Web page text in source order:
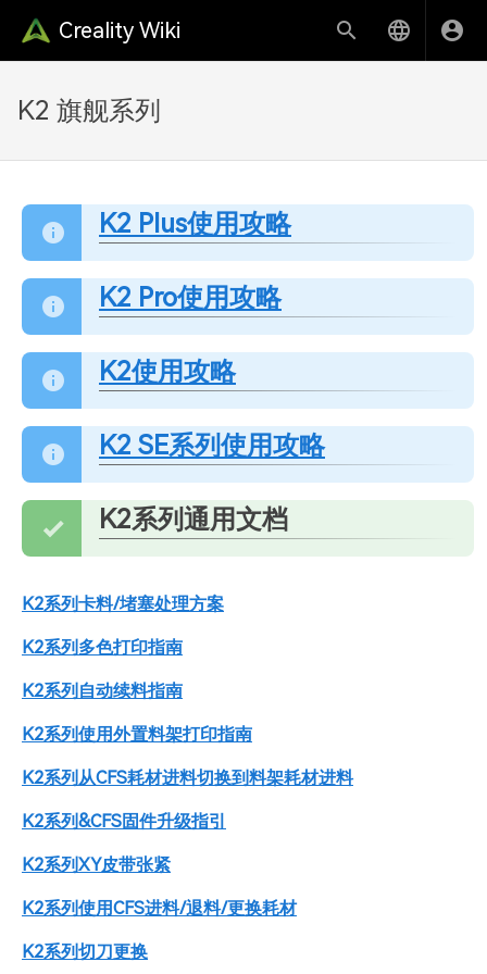
Creality Wiki
K2 旗舰系列
K2 Plus使用攻略
K2 Pro使用攻略
K2使用攻略
K2 SE系列使用攻略
K2系列通用文档
K2系列卡料/堵塞处理方案
K2系列多色打印指南
K2系列自动续料指南
K2系列使用外置料架打印指南
K2系列从CFS耗材进料切换到料架耗材进料
K2系列&CFS固件升级指引
K2系列XY皮带张紧
K2系列使用CFS进料/退料/更换耗材
K2系列切刀更换